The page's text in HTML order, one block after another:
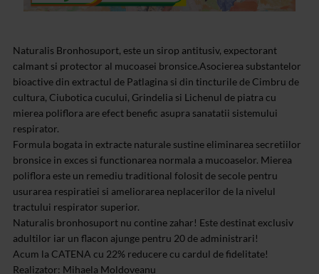
Naturalis Bronhosuport, este un sirop antitusiv, expectorant
calmant si protector al mucoasei bronsice.Asocierea substantelor
bioactive din extractul de Patlagina si din tincturile de Cimbru de
cultura, Ciubotica cucului, Grindelia si Lichenul de piatra cu
mierea poliflora are efect benefic asupra sanatatii sistemului
respirator.
Formula bogata in extracte naturale sustine eliminarea secretiilor
bronsice in exces si functionarea normala a mucoaselor. Mierea
poliflora este un remediu traditional folosit de secole pentru
usurarea respiratiei si ameliorarea neplacerilor de la nivelul
tractului respirator superior.
Naturalis bronhosuport nu contine zahar! Este destinat exclusiv
adultilor iar un flacon ajunge pentru 20 de administrari!
Acum la CATENA cu 22% reducere cu cardul de fidelitate!
Realizator: Mihaela Moldoveanu